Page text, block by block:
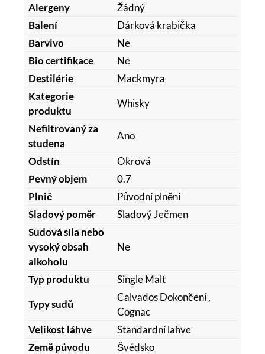
Alergeny
Žádný
Balení
Dárková krabička
Barvivo
Ne
Bio certifikace
Ne
Destilérie
Mackmyra
Kategorie
produktu
Whisky
Nefiltrovaný za
studena
Ano
Odstín
Okrová
Pevný objem
0.7
Plnič
Původní plnění
Sladový poměr
Sladový Ječmen
Sudová síla nebo
vysoký obsah
alkoholu
Ne
Typ produktu
Single Malt
Typy sudů
Calvados Dokončení,
Cognac
Velikost láhve
Standardní lahve
Země původu
Švédsko